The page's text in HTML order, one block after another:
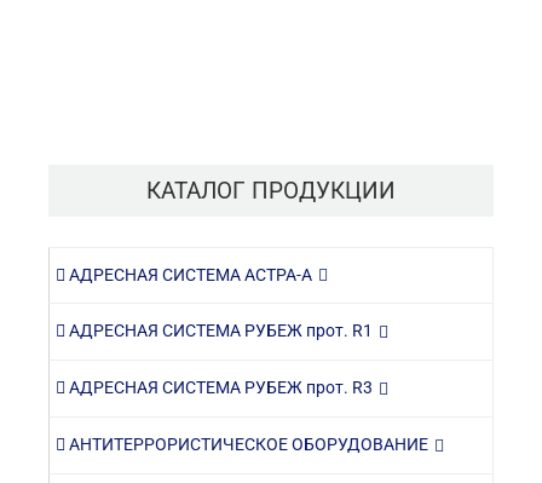
КАТАЛОГ ПРОДУКЦИИ
АДРЕСНАЯ СИСТЕМА АСТРА-А
АДРЕСНАЯ СИСТЕМА РУБЕЖ прот. R1
АДРЕСНАЯ СИСТЕМА РУБЕЖ прот. R3
АНТИТЕРРОРИСТИЧЕСКОЕ ОБОРУДОВАНИЕ